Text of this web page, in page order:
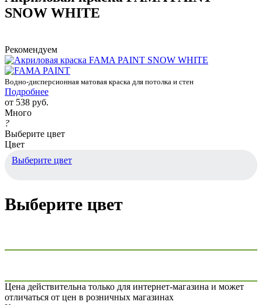
SNOW WHITE
Рекомендуем
Водно-дисперсионная матовая краска для потолка и стен
Подробнее
от 538 руб.
Много
?
Выберите цвет
Цвет
Выберите цвет
Выберите цвет
Цена действительна только для интернет-магазина и может
отличаться от цен в розничных магазинах